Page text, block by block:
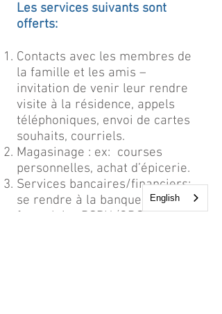
Les services suivants sont
offerts:
Contacts avec les membres de
la famille et les amis –
invitation de venir leur rendre
visite à la résidence, appels
téléphoniques, envoi de cartes
souhaits, courriels.
Magasinage : ex: courses
personnelles, achat d’épicerie.
Services bancaires/financiers:
se rendre à la banque, budget,
formulaire PSPH (ODSP),
English